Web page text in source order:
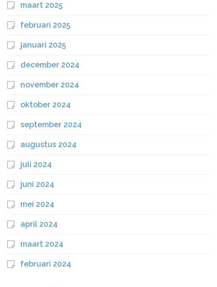
maart 2025
februari 2025
januari 2025
december 2024
november 2024
oktober 2024
september 2024
augustus 2024
juli 2024
juni 2024
mei 2024
april 2024
maart 2024
februari 2024